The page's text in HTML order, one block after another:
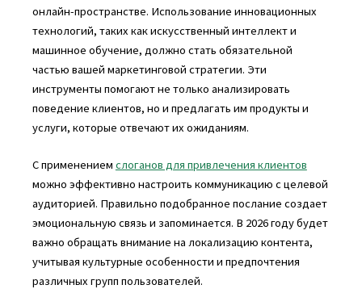
онлайн-пространстве. Использование инновационных
технологий, таких как искусственный интеллект и
машинное обучение, должно стать обязательной
частью вашей маркетинговой стратегии. Эти
инструменты помогают не только анализировать
поведение клиентов, но и предлагать им продукты и
услуги, которые отвечают их ожиданиям.
С применением слоганов для привлечения клиентов
можно эффективно настроить коммуникацию с целевой
аудиторией. Правильно подобранное послание создает
эмоциональную связь и запоминается. В 2026 году будет
важно обращать внимание на локализацию контента,
учитывая культурные особенности и предпочтения
различных групп пользователей.